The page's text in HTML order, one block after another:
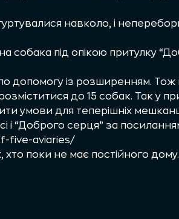
навколо, і
собака під опікою притулку
допомогу із розширенням.
до 15 собак. Так у
умови для теперішніх
і “Доброго серця” за
five-aviaries/
поки не має постійного дому.